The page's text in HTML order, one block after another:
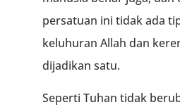
persatuan ini tidak ada
keluhuran Allah dan
dijadikan satu.
Seperti Tuhan tidak